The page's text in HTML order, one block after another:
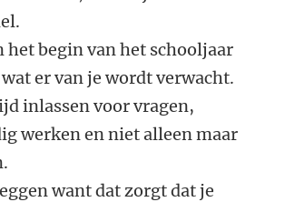
het begin van het schooljaar
er van je wordt verwacht.
inlassen voor vragen,
werken en niet alleen maar
want dat zorgt dat je